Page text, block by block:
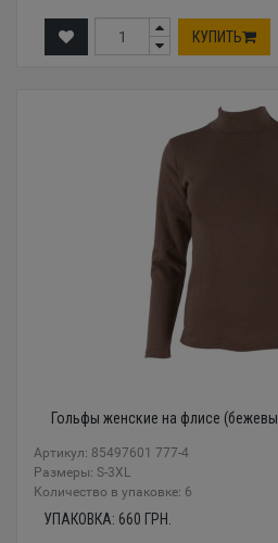
КУПИТЬ
Гольфы женские на флисе
Артикул: 85497601 777-4
Размеры: S-3XL
Количество в упаковке: 6
УПАКОВКА: 660 ГРН.